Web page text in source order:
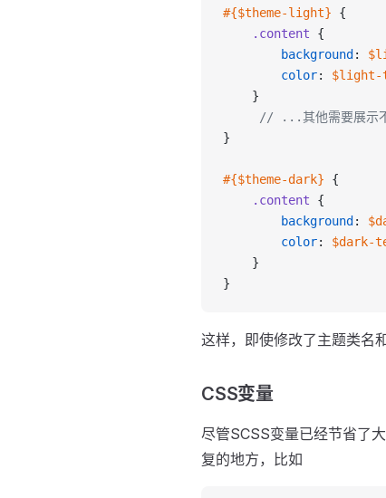
#{$theme-light} {
    .content
{
        background
:
        color
: $light-
    }
// ...其他需要展示
}
#{$theme-dark} {
    .content
{
        background
:
        color
: $dark-
    }
}
这样，即使修改了主题类名
CSS变量
尽管SCSS变量已经节省了
复的地方，比如